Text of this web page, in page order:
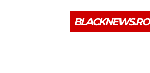
BLACKNEWS.RO